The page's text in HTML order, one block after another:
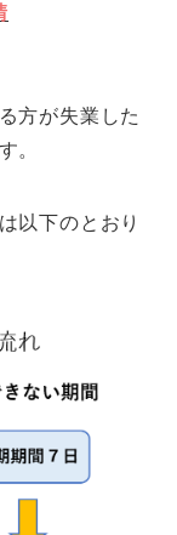
方が失業した
。
以下のとおり